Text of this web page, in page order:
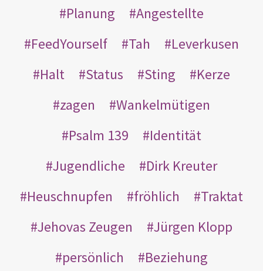
Planung
Angestellte
FeedYourself
Tah
Leverkusen
Halt
Status Sting
Kerze
zagen
Wankelmütigen
Psalm 139
Identität
Jugendliche
Dirk Kreuter
Heuschnupfen
fröhlich
Traktat
Jehovas Zeugen
Jürgen Klopp
persönlich
Beziehung